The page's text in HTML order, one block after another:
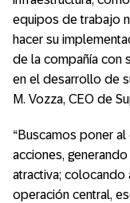
equipos de trabajo
hacer su
de la compañía con
en el desarrollo de
M. Vozza, CEO de
“Buscamos poner
acciones,
atractiva; colocando
operación central,